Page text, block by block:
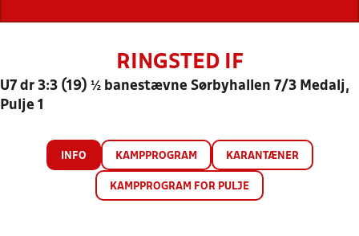
RINGSTED IF
U7 dr 3:3 (19) ½ banestævne Sørbyhallen 7/3 Medalj,
Pulje 1
INFO KAMPPROGRAM KARANTÆNER
KAMPPROGRAM FOR PULJE